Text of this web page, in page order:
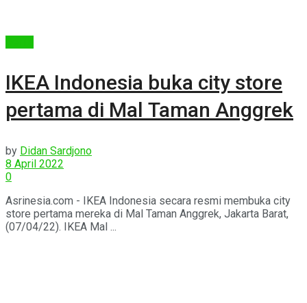
IKEA Indonesia buka city store
pertama di Mal Taman Anggrek
by Didan Sardjono
8 April 2022
0
Asrinesia.com - IKEA Indonesia secara resmi membuka city
store pertama mereka di Mal Taman Anggrek, Jakarta Barat,
(07/04/22). IKEA Mal ...